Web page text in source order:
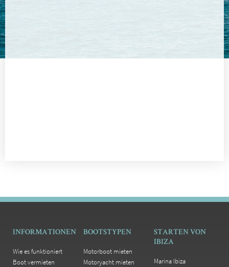
INFORMATIONEN
Wie es funktioniert
Boot vermieten
BOOTSTYPEN
Motorboot mieten
Motoryacht mieten
STARTEN VON
IBIZA
Marina Ibiza